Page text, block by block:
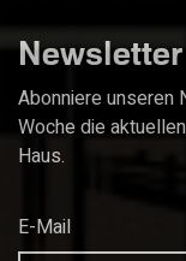
Newsletter
Abonniere unseren
Woche die
Haus.
E-Mail